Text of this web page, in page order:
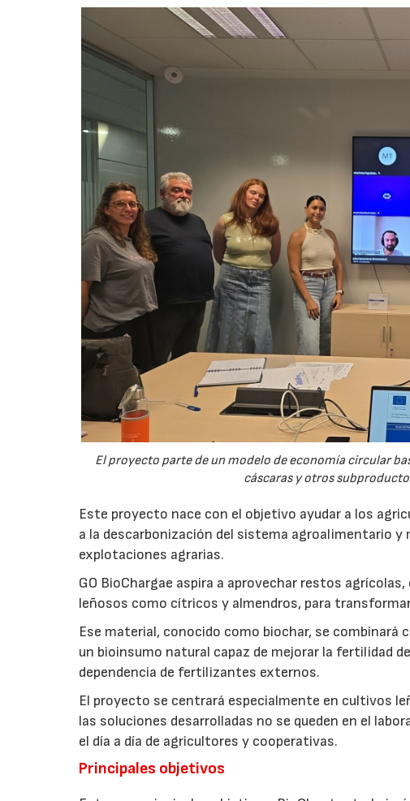
El proyecto parte de un modelo de economía circular
cáscaras y otros
Este proyecto nace con el objetivo ayudar a los
a la descarbonización del sistema agroalimentario
explotaciones agrarias.
GO BioChargae aspira a aprovechar restos
leñosos como cítricos y almendros, para
Ese material, conocido como biochar, se combinará
un bioinsumo natural capaz de mejorar la fertilidad
dependencia de fertilizantes externos.
El proyecto se centrará especialmente en cultivos
las soluciones desarrolladas no se queden en el
el día a día de agricultores y cooperativas.
Principales objetivos